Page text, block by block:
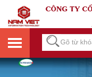
CÔNG TY